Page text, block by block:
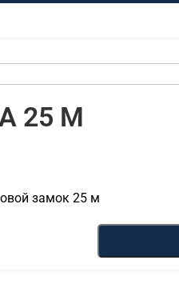
25 M
замок 25 м